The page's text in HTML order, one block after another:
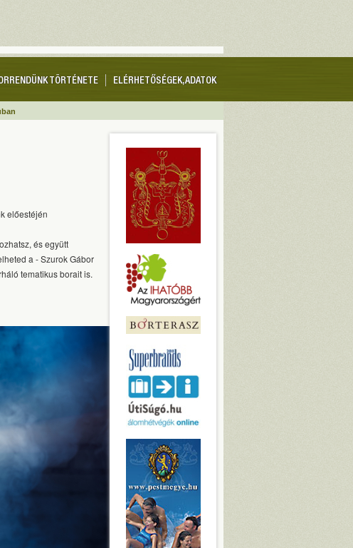
ELÉRHETŐSÉGEK, ADATOK
TÖRTÉNETE
előestéjén
és együtt
a - Szurok Gábor
tematikus borait is.